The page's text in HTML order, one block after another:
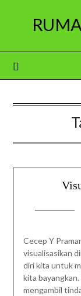
Cecep Y
visualisasikan
diri kita untuk
kita
mengambil